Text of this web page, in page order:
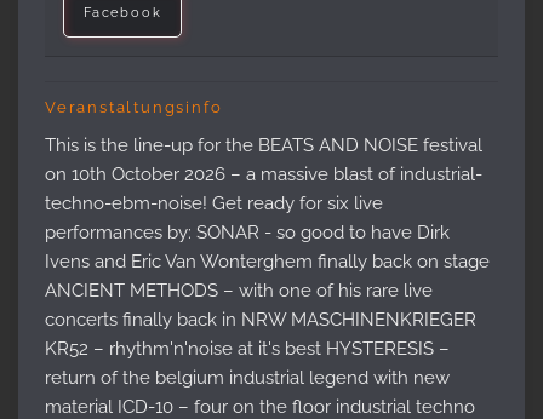
Facebook
Veranstaltungsinfo
This is the line-up for the BEATS AND NOISE festival
on 10th October 2026 – a massive blast of industrial-
techno-ebm-noise! Get ready for six live
performances by: SONAR - so good to have Dirk
Ivens and Eric Van Wonterghem finally back on stage
ANCIENT METHODS – with one of his rare live
concerts finally back in NRW MASCHINENKRIEGER
KR52 – rhythm'n'noise at it's best HYSTERESIS –
return of the belgium industrial legend with new
material ICD-10 – four on the floor industrial techno